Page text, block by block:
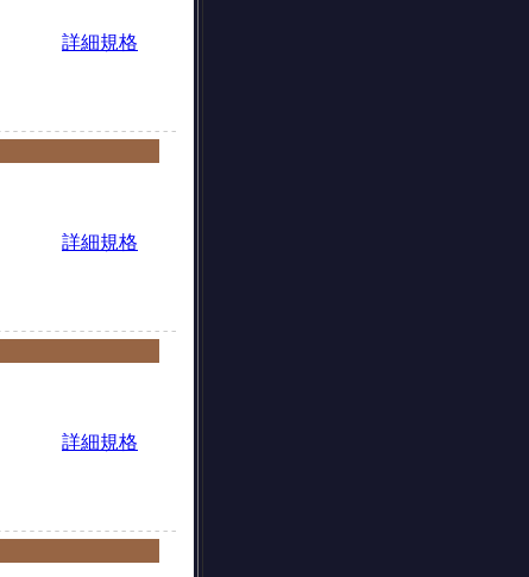
詳細規格
詳細規格
詳細規格